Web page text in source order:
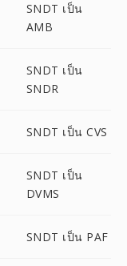
SNDT เป็น
AMB
SNDT เป็น
SNDR
SNDT เป็น CVS
SNDT เป็น
DVMS
SNDT เป็น PAF